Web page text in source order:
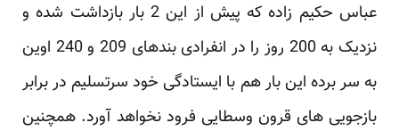
عباس حکیم زاده که پیش از این 2 بار بازداشت شده و
نزدیک به 200 روز را در انفرادی بندهای 209 و 240 اوین
به سر برده این بار هم با ایستادگی خود سرتسلیم در برابر
بازجویی های قرون وسطایی فرود نخواهد آورد. همچنین